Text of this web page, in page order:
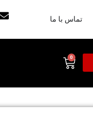
تماس با ما
0